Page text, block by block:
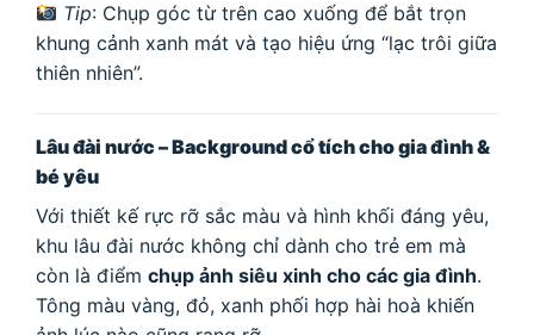
Tip: Chụp góc từ trên cao xuống để bắt trọn
khung cảnh xanh mát và tạo hiệu ứng “lạc trôi giữa
thiên nhiên”.
Lâu đài nước – Background cổ tích cho gia đình &
bé yêu
Với thiết kế rực rỡ sắc màu và hình khối đáng yêu,
khu lâu đài nước không chỉ dành cho trẻ em mà
còn là điểm chụp ảnh siêu xinh cho các gia đình.
Tông màu vàng, đỏ, xanh phối hợp hài hoà khiến